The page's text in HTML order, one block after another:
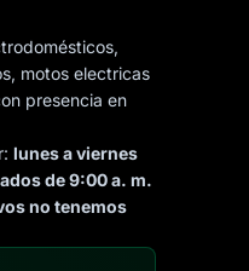
motos electricas
presencia en
lunes a viernes
de 9:00 a. m.
no tenemos